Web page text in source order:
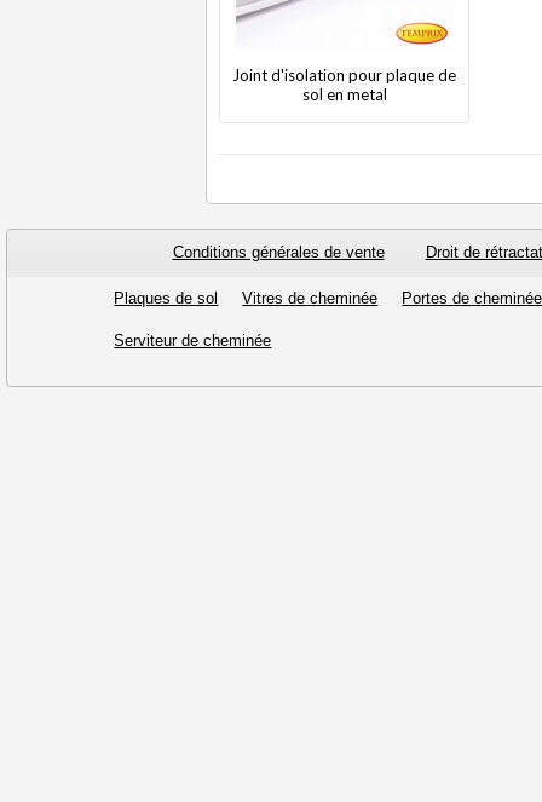
Joint d'isolation pour plaque de
sol en metal
Conditions générales de vente Droit de
Plaques de sol Vitres de cheminée Portes de cheminée
Serviteur de cheminée